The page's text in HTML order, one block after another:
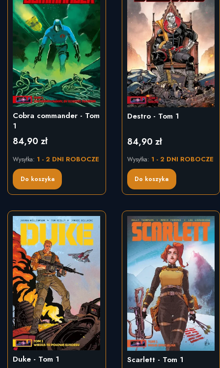
Cobra commander - Tom
1
Cena
84,90 zł
Do koszyka
Wysyłka: 1 - 2 DNI ROBOCZE
Destro - Tom 1
Cena
84,90 zł
Do koszyka
Wysyłka: 1 - 2 DNI ROBOCZE
Duke - Tom 1 Scarlett - Tom 1